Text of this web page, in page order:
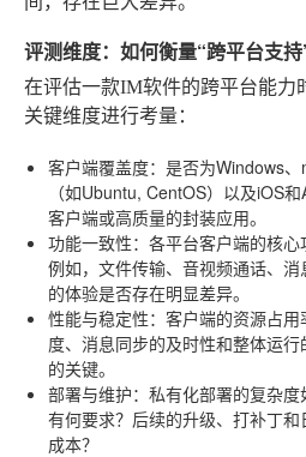
评测维度：如何衡量“跨平台支持
在评估一款IM软件的跨平台能力
关键维度进行考量：
客户端覆盖度：是否为Windows
（如Ubuntu, CentOS）以及iOS
客户端或高质量的封装应用。
功能一致性：各平台客户端的核心
例如，文件传输、音视频通话、
的体验是否存在明显差异。
性能与稳定性：客户端的资源占
度、消息同步的及时性和整体运
的关键。
部署与维护：私有化部署的复杂
有何要求？后续的升级、打补丁
成本？